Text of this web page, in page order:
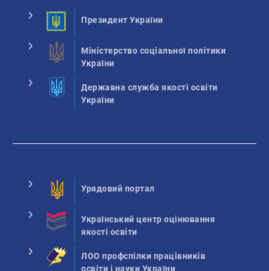
Президент України
Міністерство соціальної політики
України
Державна служба якості освіти
України
Урядовий портал
Український центр оцінювання
якості освіти
ЛОО профспілки працівників
освіти і науки України